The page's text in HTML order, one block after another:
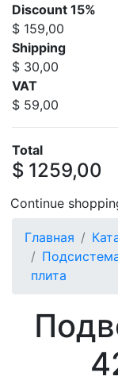
Discount 15%
$ 159,00
Shipping
$ 30,00
VAT
$ 59,00
Total
$ 1259,00
Continue
Главная
плита